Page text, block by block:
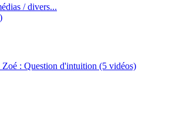
/ divers...
: Question d'intuition (5 vidéos)